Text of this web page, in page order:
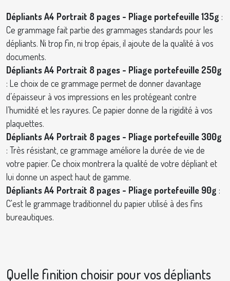
Dépliants A4 Portrait 8 pages - Pliage portefeuille 135g :
Ce grammage fait partie des grammages standards pour les
dépliants. Ni trop fin, ni trop épais, il ajoute de la qualité à vos
documents.
Dépliants A4 Portrait 8 pages - Pliage portefeuille 250g
: Le choix de ce grammage permet de donner davantage
d’épaisseur à vos impressions en les protégeant contre
l’humidité et les rayures. Ce papier donne de la rigidité à vos
plaquettes.
Dépliants A4 Portrait 8 pages - Pliage portefeuille 300g
: Très résistant, ce grammage améliore la durée de vie de
votre papier. Ce choix montrera la qualité de votre dépliant et
lui donne un aspect haut de gamme.
Dépliants A4 Portrait 8 pages - Pliage portefeuille 90g :
C'est le grammage traditionnel du papier utilisé à des fins
bureautiques.
Quelle finition choisir pour vos dépliants